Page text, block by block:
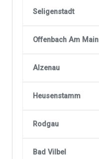
Seligenstadt
Offenbach Am Main
Alzenau
Heusenstamm
Rodgau
Bad Vilbel